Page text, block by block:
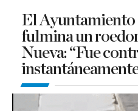
El Ayuntamiento
fulmina un
Nueva: “Fue